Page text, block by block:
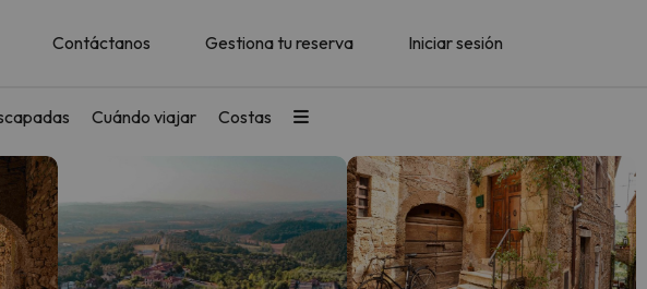
Contáctanos Gestiona tu reserva Iniciar sesión
Cuándo viajar Costas